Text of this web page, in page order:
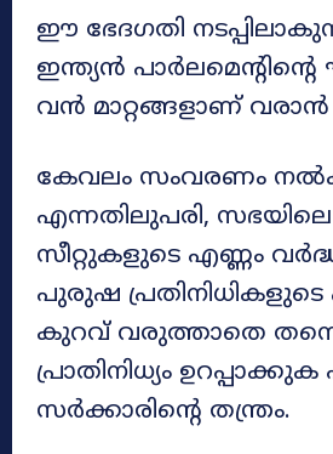
ഈ ഭേദഗതി
ഇന്ത്യൻ
വൻ മാറ്റങ്ങളാണ്
കേവലം സംവരണം
എന്നതിലുപരി,
സീറ്റുകളുടെ എണ്ണം
പുരുഷ
കുറവ് വരുത്താതെ
പ്രാതിനിധ്യം
സർക്കാരിന്റെ തന്ത്രം.